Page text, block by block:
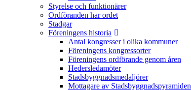
Styrelse och funktionärer
Ordföranden har ordet
Stadgar
Föreningens historia
Antal kongresser i olika kommuner
Föreningens kongressorter
Föreningens ordförande genom åren
Hedersledamöter
Stadsbyggnadsmedaljörer
Mottagare av Stadsbyggnadspyramiden